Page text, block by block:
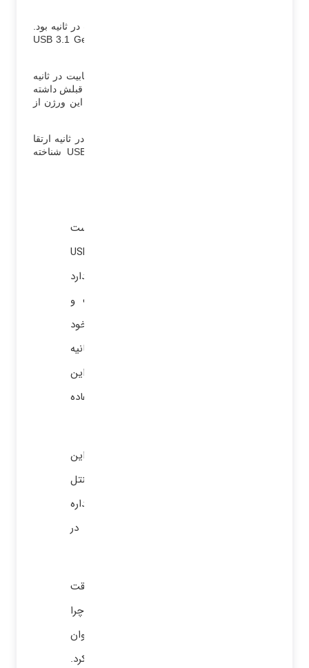
در نسل USB 3.0 سرعت انتقال داده 5 گیگابیت در ثانیه بود.
پس از معرفی نسل بعد، نام این ورژن به USB 3.1 Gen 1
در نسل USB 3.1 اصلی، انتقال داده به 10 گیگابیت در ثانیه
افزایش یافت. بخاطر اینکه تفاوتی بین نام ورژن قبلش داشته
باشد این ورژن را USB 3.1 Gen 2 نامیدند. در این ورژن از
و در نسل USB 3.2 انتقال داده به 20 گیگابیت در ثانیه ارتقا
یافت. این ورژن با نام فنی USB 3.2 Gen 2×2 شناخته
این استاندارد جدیدترین نوع USB است
و در سال 2019 معرفی شده است. USB4
بر اساس مشخصات استاندارد
Thunderbolt 3 ساخته شده است و
همه امکانات تاندربولت 3 را در خود
دارد. سرعت انتقال 40 گیگابیت بر ثانیه
دارد، دقیقا مانند تاندربولت 3. در این
ورژن فقط از پورت Type C استفاده
تفاوت این ورژن با تاندربولت در این
است که دیگر نیاز به مجوز از اینتل
نیست. ولی با همه این وجود به انداره
نسل‌های قبل این نسل فراگیر و در
اگر تا به این جای مقاله را با دقت
خوانده باشید، متوجه شده اید که چرا
ابتدای مقاله گفته شد نمی‌توان
تاندربولت را با Type C مقایسه کرد.